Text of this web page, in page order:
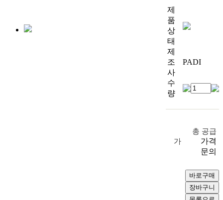
제
품
상
태
제
조
사
PADI
수
량
총 공급
가
가격
문의